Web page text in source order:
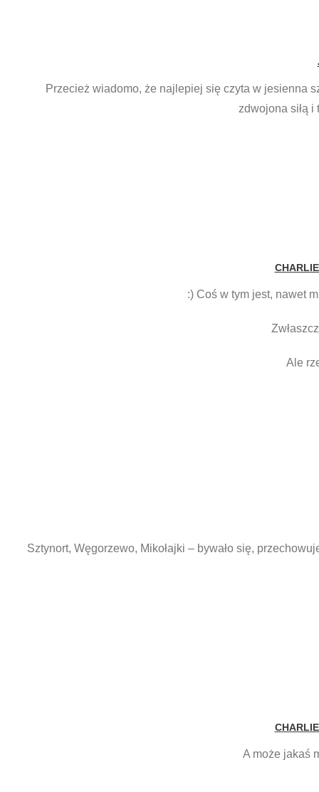
Przecież wiadomo, że najlepiej się czyta w jesienna
zdwojona siłą i
:) Coś w tym jest, nawet
Ale
Sztynort, Węgorzewo, Mikołajki – bywało się,
A może jakaś